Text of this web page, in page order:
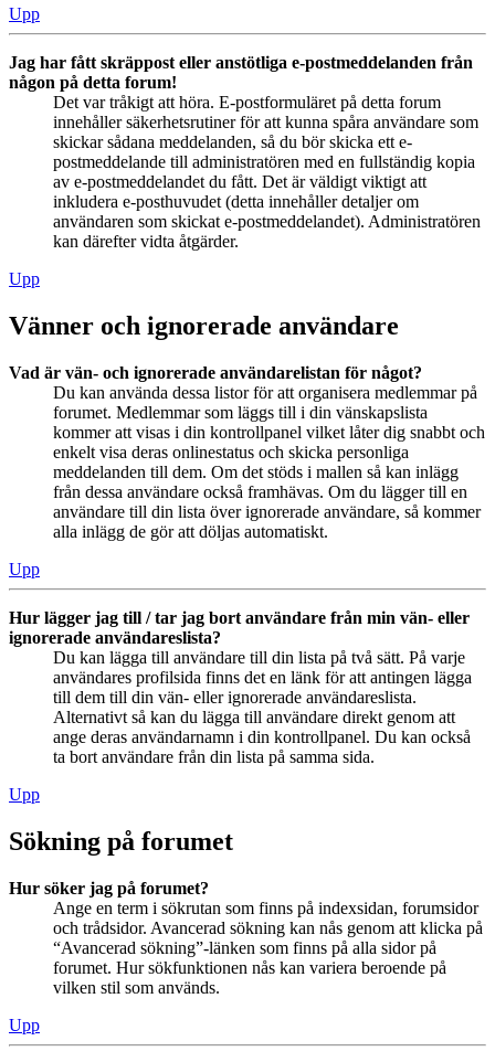
Upp
Jag har fått skräppost eller anstötliga e-postmeddelanden från
någon på detta forum!
Det var tråkigt att höra. E-postformuläret på detta forum
innehåller säkerhetsrutiner för att kunna spåra användare som
skickar sådana meddelanden, så du bör skicka ett e-
postmeddelande till administratören med en fullständig kopia
av e-postmeddelandet du fått. Det är väldigt viktigt att
inkludera e-posthuvudet (detta innehåller detaljer om
användaren som skickat e-postmeddelandet). Administratören
kan därefter vidta åtgärder.
Upp
Vänner och ignorerade användare
Vad är vän- och ignorerade användarelistan för något?
Du kan använda dessa listor för att organisera medlemmar på
forumet. Medlemmar som läggs till i din vänskapslista
kommer att visas i din kontrollpanel vilket låter dig snabbt och
enkelt visa deras onlinestatus och skicka personliga
meddelanden till dem. Om det stöds i mallen så kan inlägg
från dessa användare också framhävas. Om du lägger till en
användare till din lista över ignorerade användare, så kommer
alla inlägg de gör att döljas automatiskt.
Upp
Hur lägger jag till / tar jag bort användare från min vän- eller
ignorerade användareslista?
Du kan lägga till användare till din lista på två sätt. På varje
användares profilsida finns det en länk för att antingen lägga
till dem till din vän- eller ignorerade användareslista.
Alternativt så kan du lägga till användare direkt genom att
ange deras användarnamn i din kontrollpanel. Du kan också
ta bort användare från din lista på samma sida.
Upp
Sökning på forumet
Hur söker jag på forumet?
Ange en term i sökrutan som finns på indexsidan, forumsidor
och trådsidor. Avancerad sökning kan nås genom att klicka på
“Avancerad sökning”-länken som finns på alla sidor på
forumet. Hur sökfunktionen nås kan variera beroende på
vilken stil som används.
Upp